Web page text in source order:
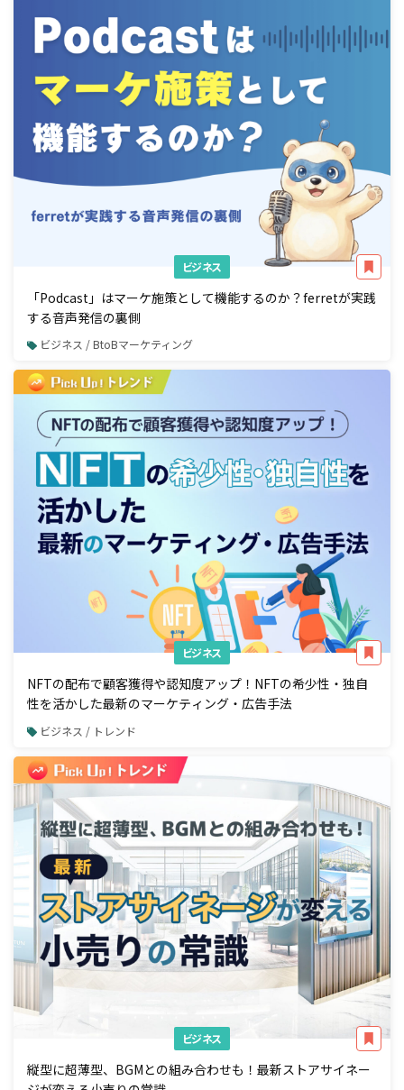
ビジネス
「Podcast」はマーケ施策として機能するのか？ferretが実践
する音声発信の裏側
ビジネス / BtoBマーケティング
ビジネス
NFTの配布で顧客獲得や認知度アップ！NFTの希少性・独自
性を活かした最新のマーケティング・広告手法
ビジネス / トレンド
ビジネス
縦型に超薄型、BGMとの組み合わせも！最新ストアサイネー